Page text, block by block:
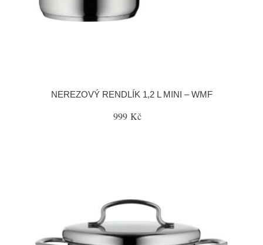
NEREZOVÝ RENDLÍK 1,2 L MINI – WMF
999 Kč